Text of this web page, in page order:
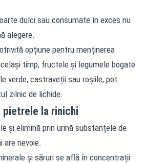
dulci sau consumate în exces nu
alegere.
opțiune pentru menținerea
timp, fructele și legumele bogate
verde, castraveții sau roșiile, pot
zilnic de lichide.
pietrele la rinichi
și elimină prin urină substanțele de
are nevoie.
și săruri se află în concentrații